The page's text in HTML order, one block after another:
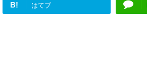
B! はてブ